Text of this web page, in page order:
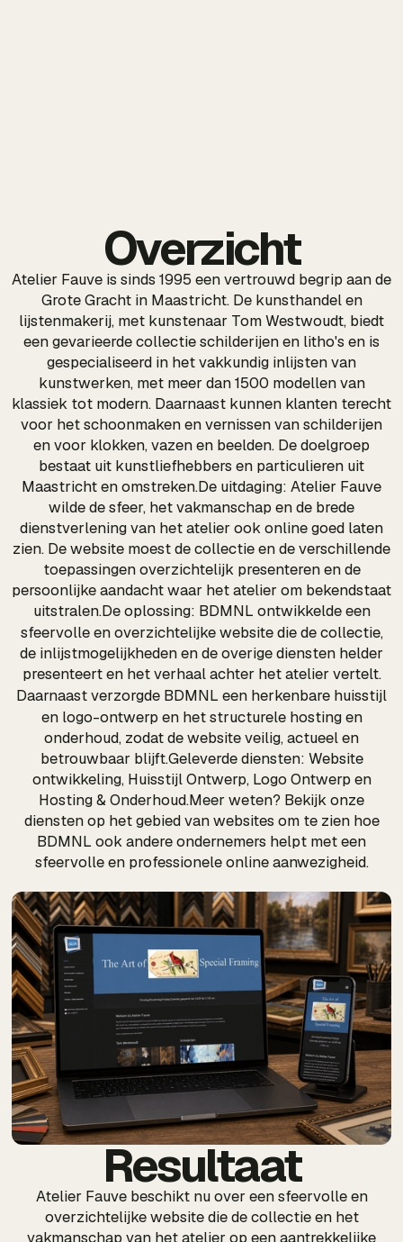
Overzicht
Atelier Fauve is sinds 1995 een vertrouwd begrip aan de
Grote Gracht in Maastricht. De kunsthandel en
lijstenmakerij, met kunstenaar Tom Westwoudt, biedt
een gevarieerde collectie schilderijen en litho's en is
gespecialiseerd in het vakkundig inlijsten van
kunstwerken, met meer dan 1500 modellen van
klassiek tot modern. Daarnaast kunnen klanten terecht
voor het schoonmaken en vernissen van schilderijen
en voor klokken, vazen en beelden. De doelgroep
bestaat uit kunstliefhebbers en particulieren uit
Maastricht en omstreken.De uitdaging: Atelier Fauve
wilde de sfeer, het vakmanschap en de brede
dienstverlening van het atelier ook online goed laten
zien. De website moest de collectie en de verschillende
toepassingen overzichtelijk presenteren en de
persoonlijke aandacht waar het atelier om bekendstaat
uitstralen.De oplossing: BDMNL ontwikkelde een
sfeervolle en overzichtelijkewebsitedie de collectie,
de inlijstmogelijkheden en de overige diensten helder
presenteert en het verhaal achter het atelier vertelt.
Daarnaast verzorgde BDMNL een herkenbare huisstijl
en logo-ontwerp en het structurele hostingen
onderhoud, zodat de website veilig, actueel en
betrouwbaar blijft.Geleverde diensten: Website
ontwikkeling, Huisstijl Ontwerp, Logo Ontwerp en
Hosting & Onderhoud.Meer weten? Bekijk onze
diensten op het gebied van websites om te zien hoe
BDMNL ook andere ondernemers helpt met een
sfeervolle en professionele online aanwezigheid.
Resultaat
Atelier Fauve beschikt nu over een sfeervolle en
overzichtelijke website die de collectie en het
vakmanschap van het atelier op een aantrekkelijke